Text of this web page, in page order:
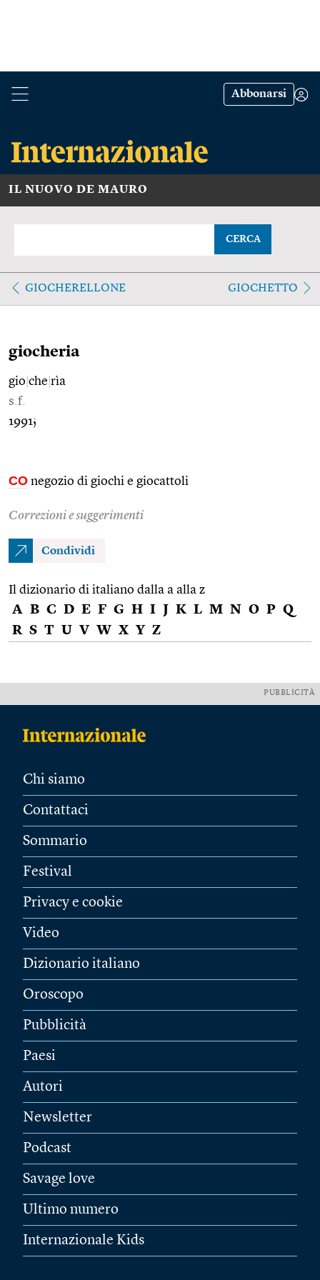
Abbonarsi
IL NUOVO DE MAURO
CERCA
GIOCHERELLONE GIOCHETTO
giocheria
gio che rìa
s.f.
1991;
CO negozio di giochi e giocattoli
Correzioni e suggerimenti
Condividi
Il dizionario di italiano dalla a alla z
A B C D E F G H I J K L M N O P Q
R S T U V W X Y Z
PUBBLICITÀ
Chi siamo
Contattaci
Sommario
Festival
Privacy e cookie
Video
Dizionario italiano
Oroscopo
Pubblicità
Paesi
Autori
Newsletter
Podcast
Savage love
Ultimo numero
Internazionale Kids